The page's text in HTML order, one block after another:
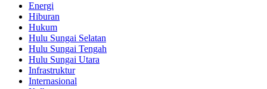
Energi
Hiburan
Hukum
Hulu Sungai Selatan
Hulu Sungai Tengah
Hulu Sungai Utara
Infrastruktur
Internasional